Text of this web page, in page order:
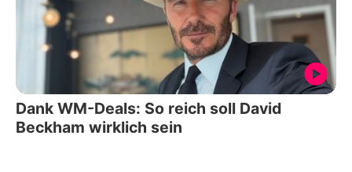
Dank WM-Deals: So reich soll David
Beckham wirklich sein